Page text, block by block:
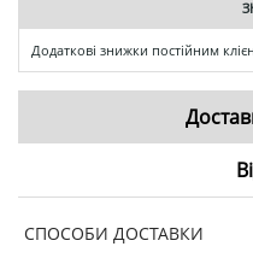
Додаткові знижки постійним
СПОСОБИ ДОСТАВКИ